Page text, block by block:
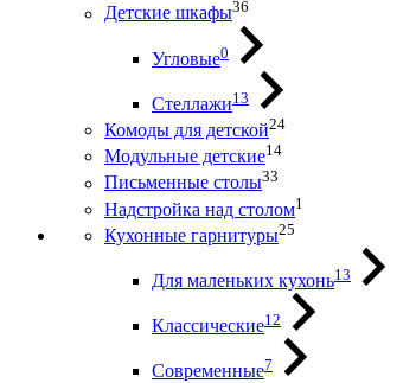
Детские шкафы36
Угловые0
Стеллажи13
Комоды для детской24
Модульные детские14
Письменные столы33
Надстройка над столом1
Кухонные гарнитуры25
Для маленьких кухонь13
Классические12
Современные7